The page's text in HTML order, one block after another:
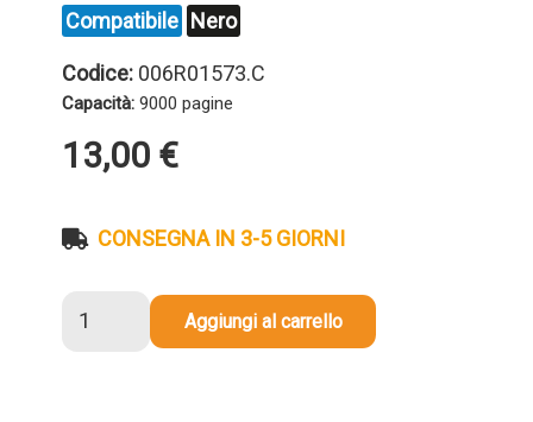
Compatibile Nero
Codice: 006R01573.C
Capacità: 9000 pagine
13,00 €
CONSEGNA IN 3-5 GIORNI
compatibile
Aggiungi al carrello